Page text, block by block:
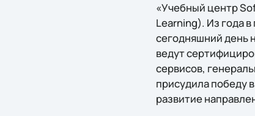
«Учебный центр
Learning). Из года
сегодняшний день
ведут
сервисов,
присудила победу
развитие